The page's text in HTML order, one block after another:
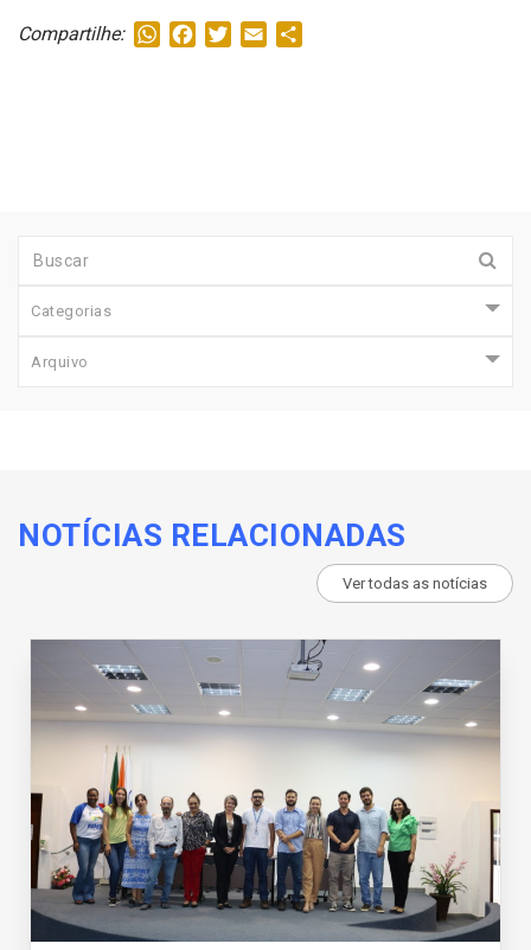
Compartilhe: WhatsApp
FacebookTwitterEmail
Categorias
Arquivo
NOTÍCIAS RELACIONADAS
Ver todas as notícias